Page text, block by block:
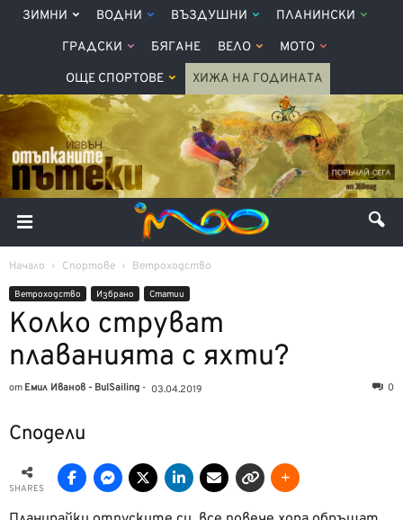
ЗИМНИ ВОДНИ ВЪЗДУШНИ ПЛАНИНСКИ
ГРАДСКИ БЯГАНЕ ВЕЛО МОТО
ОЩЕ СПОРТОВЕ ХИЖА НА ГОДИНАТА
Начало Спортове Ветроходство
Ветроходство Избрано Статии
Колко струват
плаванията с яхти?
от Емил Иванов - BulSailing - 03.04.2019 0
Сподели
SHARES